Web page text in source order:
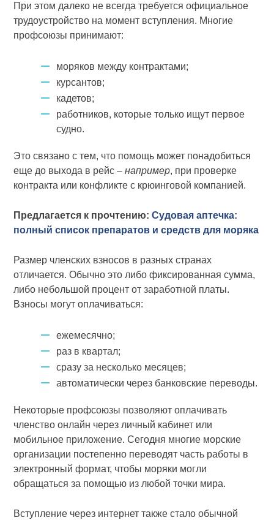
При этом далеко не всегда требуется официальное
трудоустройство на момент вступления. Многие
профсоюзы принимают:
моряков между контрактами;
курсантов;
кадетов;
работников, которые только ищут первое
судно.
Это связано с тем, что помощь может понадобиться
еще до выхода в рейс –например, при проверке
контракта или конфликте с крюинговой компанией.
Предлагается к прочтению:Судовая аптечка:
полный список препаратов и средств для моряка
Размер членских взносов в разных странах
отличается. Обычно это либо фиксированная сумма,
либо небольшой процент от заработной платы.
Взносы могут оплачиваться:
ежемесячно;
раз в квартал;
сразу за несколько месяцев;
автоматически через банковские переводы.
Некоторые профсоюзы позволяют оплачивать
членство онлайн через личный кабинет или
мобильное приложение. Сегодня многие морские
организации постепенно переводят часть работы в
электронный формат, чтобы моряки могли
обращаться за помощью из любой точки мира.
Вступление через интернет также стало обычной